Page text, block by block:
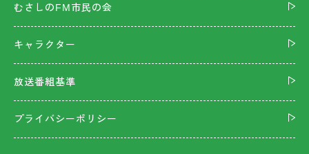
むさしのFM市民の会
キャラクター
放送番組基準
プライバシーポリシー